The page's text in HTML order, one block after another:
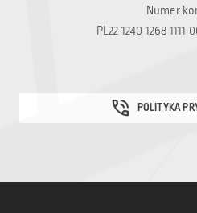
Numer
PL22 1240 1268 1111